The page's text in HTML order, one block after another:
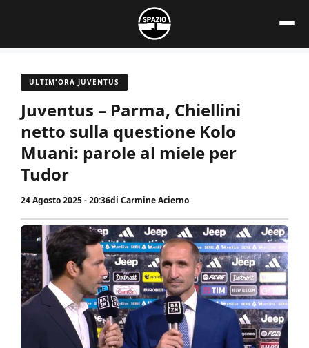
contenuto
ULTIM'ORA JUVENTUS
Juventus – Parma, Chiellini
netto sulla questione Kolo
Muani: parole al miele per
Tudor
24 Agosto 2025 - 20:36di Carmine Acierno